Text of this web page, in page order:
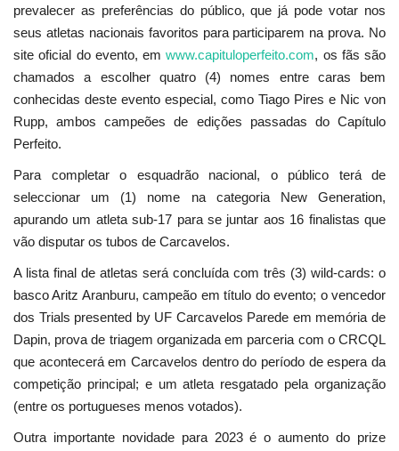
prevalecer as preferências do público, que já pode votar nos
seus atletas nacionais favoritos para participarem na prova. No
site oficial do evento, emwww.capituloperfeito.com, os fãs são
chamados a escolher quatro (4) nomes entre caras bem
conhecidas deste evento especial, como Tiago Pires e Nic von
Rupp, ambos campeões de edições passadas do Capítulo
Perfeito.
Para completar o esquadrão nacional, o público terá de
seleccionar um (1) nome na categoria New Generation,
apurando um atleta sub-17 para se juntar aos 16 finalistas que
vão disputar os tubos de Carcavelos.
A lista final de atletas será concluída com três (3) wild-cards: o
basco Aritz Aranburu, campeão em título do evento; o vencedor
dos Trials presented by UF Carcavelos Parede em memória de
Dapin, prova de triagem organizada em parceria com o CRCQL
que acontecerá em Carcavelos dentro do período de espera da
competição principal; e um atleta resgatado pela organização
(entre os portugueses menos votados).
Outra importante novidade para 2023 é o aumento do prize